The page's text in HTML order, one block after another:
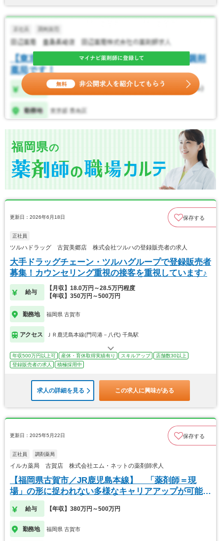
福岡県の
更新日：2026年6月18日 保存する
正社員
ツルハドラッグ 古賀美郷店 株式会社ツルハの登録販売者の求人
大手ドラッグチェーン・ツルハグループで登録販売者
募集！カウンセリング重視の接客を重視しています♪
給与
【月収】18.0万円～28.5万円程度
【年収】350万円～500万円
勤務地 福岡県 古賀市
アクセス ＪＲ鹿児島本線(門司港－八代) 千鳥駅
年収500万円以上可 産休・育休取得実績有り スキルアップ
店舗数30以上
登録販売者の求人
積極採用中
求人の詳細を見る この求人に興味がある
更新日：2025年5月22日 保存する
正社員 調剤薬局
イルカ薬局 古賀店 株式会社エム・ネットの薬剤師求人
【福岡県古賀市／JR鹿児島本線】 「薬剤師＝現
場」の形に捉われない多様なキャリアアップが可能で
す
給与 【年収】380万円～500万円
勤務地 福岡県 古賀市